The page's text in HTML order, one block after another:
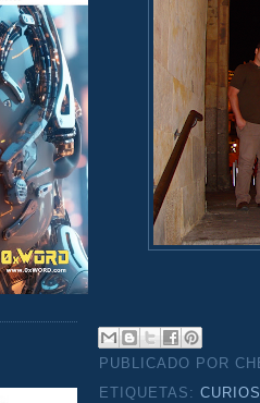
PUBLICADO POR
ETIQUETAS: